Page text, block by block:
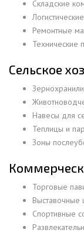
Складские
Ремонтные
Технические
Сельское
Навесы для
Теплицы и
Зоны
Торговые
Выставочные
Спортивные